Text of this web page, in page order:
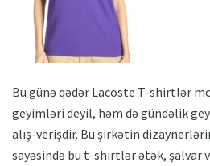
Bu günə qədər Lacoste T-shirtlər
geyimləri deyil, həm də gündəlik
alış-verişdir. Bu şirkətin
sayəsində bu t-shirtlər ətək, şalvar